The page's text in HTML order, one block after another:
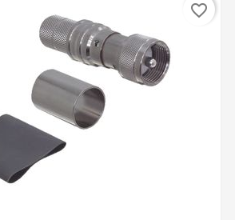
favorite_border